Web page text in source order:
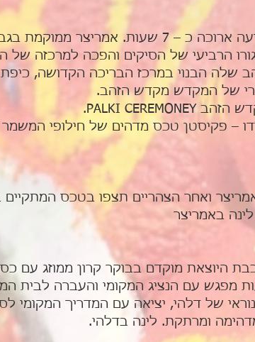
ארוחת בוקר במלון, היום גם נסיעה ארוכה כ
של המקדש מקדש הזהב.
– פקיסטן טכס מדהים של חילופי המשמר
ואחר הצהריים תצפו בטכס המתקיים
באמריצר
היוצאת מוקדם בבוקר קרון ממוזג עם
של דלהי, יציאה עם המדריך המקומי
ומרתקת. לינה בדלהי.